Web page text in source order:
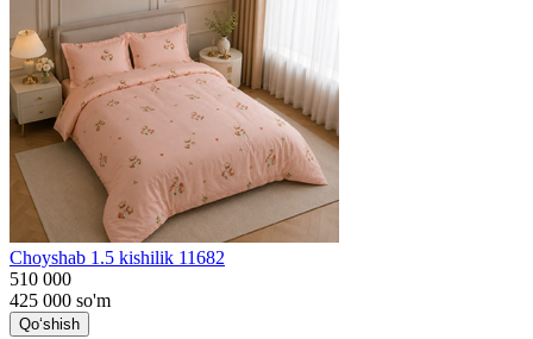
Choyshab 1.5 kishilik 11682
510 000
425 000 so'm
Qo‘shish